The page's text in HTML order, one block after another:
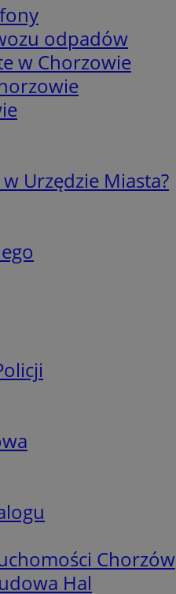
odpadów
w Chorzowie
w Urzędzie Miasta?
Chorzów
Hal